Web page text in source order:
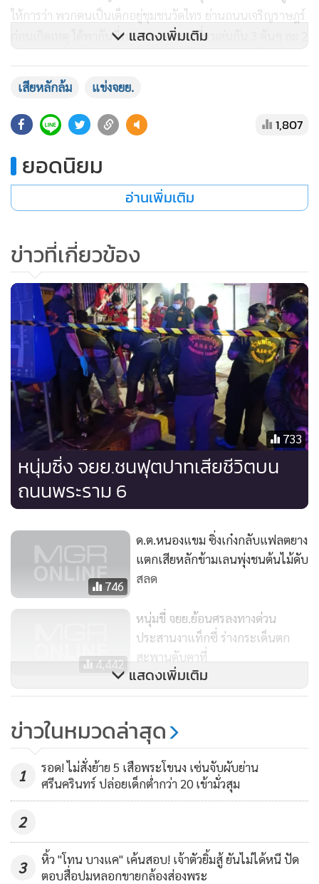
ให้การว่า พวกตนเป็นเด็กอยู่ชุมชนวัดไทร ย่านถนนเจริญราษฎร์
ก่อนเกิดเหตุ ได้พากันขี่รถ จยย.ออกมาเที่ยวเล่นกัน 3 คันๆ ละ 2
ได้ขี่แข่งกันมาด้วยความเร็ว และมีคนที่ซ้อนท้ายอีกคันถ่ายคลิป
สะบัดเสียหลักชนขอบทางด้านขวา แล้วพลิกคว่ำไถลไปกับพื้น
ถนนจนเกิดประกายไฟ ทำให้คนขับขี่ได้รับบาดเจ็บ ส่วนคนซ้อน
ท้ายเสียชีวิตทันทีในที่เกิดเหตุ โดยไม่มีคู่กรณีแต่อย่างใด
เบื้องต้น เจ้าหน้าที่จะสอบสวนผู้ปกครองของเด็กทั้ง 2 และเพื่อน
นำศพส่งชันสูตรที่นิติเวช รพ.จุฬาลงกรณ์ ก่อนมอบให้ญาติรับ
ศพไปบำเพ็ญกุศลตามพิธีศาสนาต่อไป
แสดงเพิ่มเติม
เสียหลักล้ม แข่งจยย.
1,807
ยอดนิยม
อ่านเพิ่มเติม
ข่าวที่เกี่ยวข้อง
733
หนุ่มซิ่ง จยย.ชนฟุตปาทเสียชีวิตบน
ถนนพระราม 6
746
ด.ต.หนองแขม ซิ่งเก๋งกลับแฟลตยาง
แตกเสียหลักข้ามเลนพุ่งชนต้นไม้ดับ
สลด
4,442
หนุ่มขี่ จยย.ย้อนศรลงทางด่วน
ประสานงาแท็กซี่ ร่างกระเด็นตก
สะพานดับคาที่
แสดงเพิ่มเติม
ข่าวในหมวดล่าสุด
1
รอด! ไม่สั่งย้าย 5 เสือพระโขนง เซ่นจับผับย่าน
ศรีนครินทร์ ปล่อยเด็กต่ำกว่า 20 เข้ามั่วสุม
2
3
หิ้ว "โทน บางแค" เค้นสอบ! เจ้าตัวยิ้มสู้ ยันไม่ได้หนี ปัด
ตอบสื่อปมหลอกขายกล้องส่องพระ